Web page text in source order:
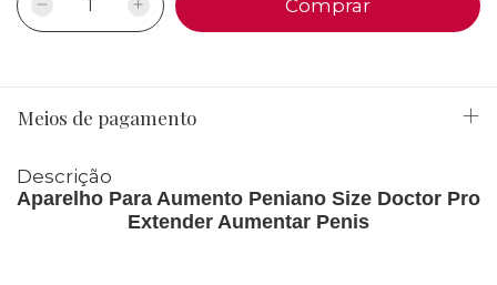
Meios de pagamento
Descrição
Aparelho Para Aumento Peniano Size Doctor Pro
Extender Aumentar Penis